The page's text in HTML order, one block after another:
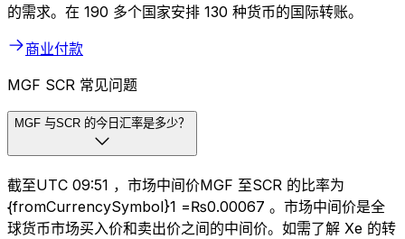
的需求。在 190 多个国家安排 130 种货币的国际转账。
商业付款
MGF SCR 常见问题
MGF 与SCR 的今日汇率是多少？
截至UTC 09:51 ，市场中间价MGF 至SCR 的比率为
{fromCurrencySymbol}1 =₨0.00067 。市场中间价是全
球货币市场买入价和卖出价之间的中间价。如需了解 Xe 的转